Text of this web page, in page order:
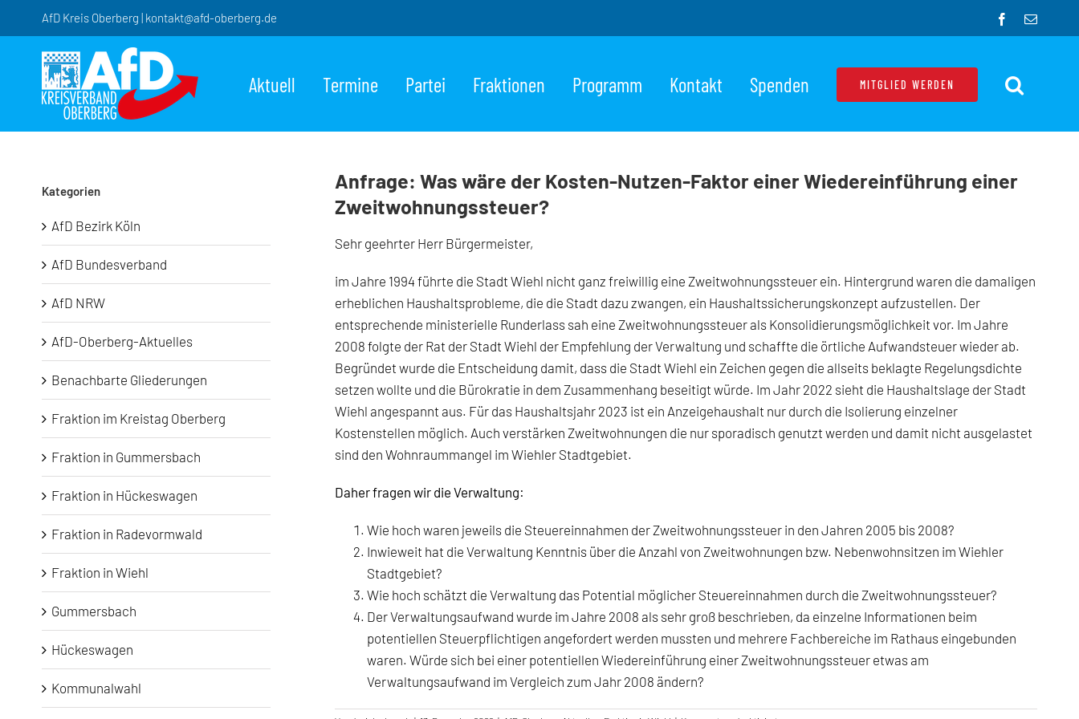
springen
AfD Kreis Oberberg | kontakt@afd-oberberg.de Facebook
E-
Aktuell Termine Partei Fraktionen Programm Kontakt Spenden MITGLIED WERDEN
Anfrage: Was wäre der Kosten-Nutzen-Faktor einer Wiedereinführung einer
Zweitwohnungssteuer?
Sehr geehrter Herr Bürgermeister,
im Jahre 1994 führte die Stadt Wiehl nicht ganz freiwillig eine Zweitwohnungssteuer ein. Hintergrund waren die damaligen
erheblichen Haushaltsprobleme, die die Stadt dazu zwangen, ein Haushaltssicherungskonzept aufzustellen. Der
entsprechende ministerielle Runderlass sah eine Zweitwohnungssteuer als Konsolidierungsmöglichkeit vor. Im Jahre
2008 folgte der Rat der Stadt Wiehl der Empfehlung der Verwaltung und schaffte die örtliche Aufwandsteuer wieder ab.
Begründet wurde die Entscheidung damit, dass die Stadt Wiehl ein Zeichen gegen die allseits beklagte Regelungsdichte
setzen wollte und die Bürokratie in dem Zusammenhang beseitigt würde. Im Jahr 2022 sieht die Haushaltslage der Stadt
Wiehl angespannt aus. Für das Haushaltsjahr 2023 ist ein Anzeigehaushalt nur durch die Isolierung einzelner
Kostenstellen möglich. Auch verstärken Zweitwohnungen die nur sporadisch genutzt werden und damit nicht ausgelastet
sind den Wohnraummangel im Wiehler Stadtgebiet.
Daher fragen wir die Verwaltung:
Wie hoch waren jeweils die Steuereinnahmen der Zweitwohnungssteuer in den Jahren 2005 bis 2008?
Inwieweit hat die Verwaltung Kenntnis über die Anzahl von Zweitwohnungen bzw. Nebenwohnsitzen im Wiehler
Stadtgebiet?
Wie hoch schätzt die Verwaltung das Potential möglicher Steuereinnahmen durch die Zweitwohnungssteuer?
Der Verwaltungsaufwand wurde im Jahre 2008 als sehr groß beschrieben, da einzelne Informationen beim
potentiellen Steuerpflichtigen angefordert werden mussten und mehrere Fachbereiche im Rathaus eingebunden
waren. Würde sich bei einer potentiellen Wiedereinführung einer Zweitwohnungssteuer etwas am
Verwaltungsaufwand im Vergleich zum Jahr 2008 ändern?
Kategorien
AfD Bezirk Köln
AfD Bundesverband
AfD NRW
AfD-Oberberg-Aktuelles
Benachbarte Gliederungen
Fraktion im Kreistag Oberberg
Fraktion in Gummersbach
Fraktion in Hückeswagen
Fraktion in Radevormwald
Fraktion in Wiehl
Gummersbach
Hückeswagen
Kommunalwahl